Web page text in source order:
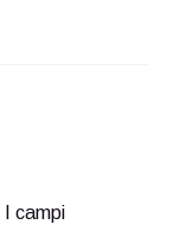
I campi